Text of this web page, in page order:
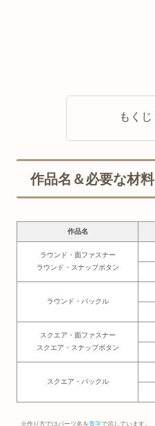
もくじ
作品名＆必要な材料
作品名
ラウンド・面ファスナー
ラウンド・スナップボタン
ラウンド・バックル
スクエア・面ファスナー
スクエア・スナップボタン
スクエア・バックル
※作り方ではパーツ名を青字で示しています。